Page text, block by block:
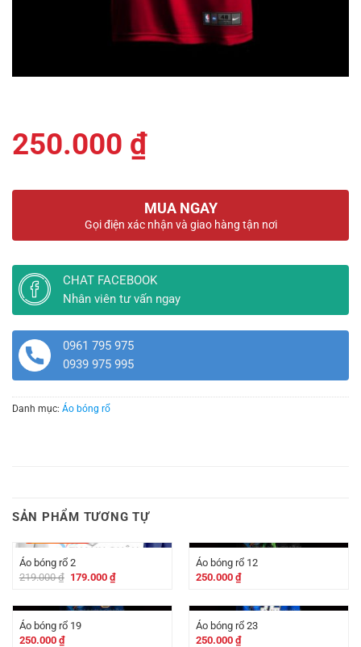
250.000 ₫
MUA NGAY
Gọi điện xác nhận và giao hàng tận nơi
CHAT FACEBOOK
Nhân viên tư vấn ngay
0961 795 975
0939 975 995
Danh mục: Áo bóng rổ
SẢN PHẨM TƯƠNG TỰ
Áo bóng rổ 2
219.000₫ Giá
219.000 ₫.
179.000 ₫Giá
hiện
là:
179.000 ₫.
Áo bóng rổ 12
250.000 ₫
Áo bóng rổ 19
250.000 ₫
Áo bóng rổ 23
250.000 ₫